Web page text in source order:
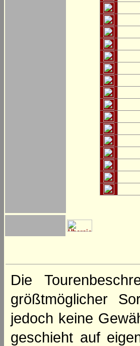
Die
größtmöglicher
jedoch keine
geschieht auf